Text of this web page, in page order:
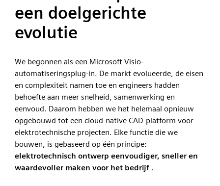
een doelgerichte
evolutie
We begonnen als een Microsoft Visio-
automatiseringsplug-in. De markt evolueerde, de eisen
en complexiteit namen toe en engineers hadden
behoefte aan meer snelheid, samenwerking en
eenvoud. Daarom hebben we het helemaal opnieuw
opgebouwd tot een cloud-native CAD-platform voor
elektrotechnische projecten. Elke functie die we
bouwen, is gebaseerd op één principe:
elektrotechnisch ontwerp eenvoudiger, sneller en
waardevoller maken voor het bedrijf .